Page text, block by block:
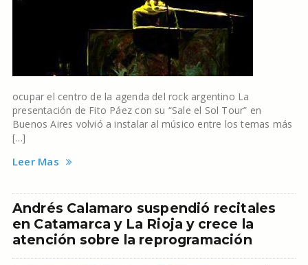
ocupar el centro de la agenda del rock argentino La
presentación de Fito Páez con su “Sale el Sol Tour” en
Buenos Aires volvió a instalar al músico entre los temas más
[…]
Leer Mas
Andrés Calamaro suspendió recitales
en Catamarca y La Rioja y crece la
atención sobre la reprogramación